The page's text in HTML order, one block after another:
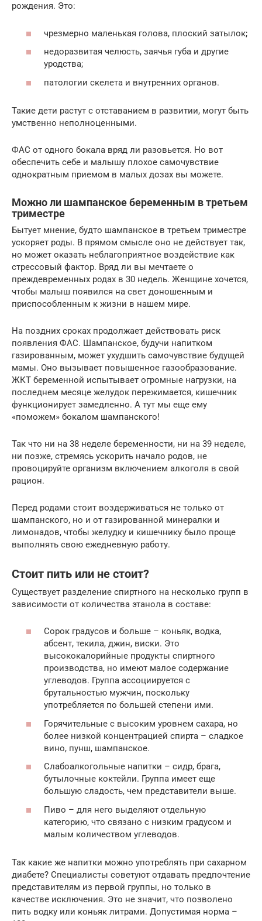
рождения. Это:
чрезмерно маленькая голова, плоский затылок;
недоразвитая челюсть, заячья губа и другие
уродства;
патологии скелета и внутренних органов.
Такие дети растут с отставанием в развитии, могут быть
умственно неполноценными.
ФАС от одного бокала вряд ли разовьется. Но вот
обеспечить себе и малышу плохое самочувствие
однократным приемом в малых дозах вы можете.
Можно ли шампанское беременным в третьем
триместре
Бытует мнение, будто шампанское в третьем триместре
ускоряет роды. В прямом смысле оно не действует так,
но может оказать неблагоприятное воздействие как
стрессовый фактор. Вряд ли вы мечтаете о
преждевременных родах в 30 недель. Женщине хочется,
чтобы малыш появился на свет доношенным и
приспособленным к жизни в нашем мире.
На поздних сроках продолжает действовать риск
появления ФАС. Шампанское, будучи напитком
газированным, может ухудшить самочувствие будущей
мамы. Оно вызывает повышенное газообразование.
ЖКТ беременной испытывает огромные нагрузки, на
последнем месяце желудок пережимается, кишечник
функционирует замедленно. А тут мы еще ему
«поможем» бокалом шампанского!
Так что ни на 38 неделе беременности, ни на 39 неделе,
ни позже, стремясь ускорить начало родов, не
провоцируйте организм включением алкоголя в свой
рацион.
Перед родами стоит воздерживаться не только от
шампанского, но и от газированной минералки и
лимонадов, чтобы желудку и кишечнику было проще
выполнять свою ежедневную работу.
Стоит пить или не стоит?
Существует разделение спиртного на несколько групп в
зависимости от количества этанола в составе:
Сорок градусов и больше – коньяк, водка,
абсент, текила, джин, виски. Это
высококалорийные продукты спиртного
производства, но имеют малое содержание
углеводов. Группа ассоциируется с
брутальностью мужчин, поскольку
употребляется по большей степени ими.
Горячительные с высоким уровнем сахара, но
более низкой концентрацией спирта – сладкое
вино, пунш, шампанское.
Слабоалкогольные напитки – сидр, брага,
бутылочные коктейли. Группа имеет еще
большую сладость, чем представители выше.
Пиво – для него выделяют отдельную
категорию, что связано с низким градусом и
малым количеством углеводов.
Так какие же напитки можно употреблять при сахарном
диабете? Специалисты советуют отдавать предпочтение
представителям из первой группы, но только в
качестве исключения. Это не значит, что позволено
пить водку или коньяк литрами. Допустимая норма –